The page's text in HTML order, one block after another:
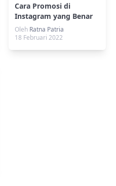
Cara Promosi di
Instagram yang Benar
& Efektif
Oleh Ratna Patria
18 Februari 2022